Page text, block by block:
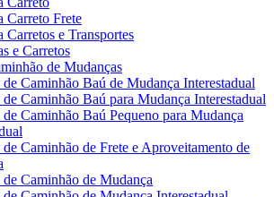
Carreto Frete
Carretos e Transportes
e Carretos
de Mudanças
de Caminhão Baú de Mudança Interestadual
de Caminhão Baú para Mudança Interestadual
de Caminhão Baú Pequeno para Mudança
de Caminhão de Frete e Aproveitamento de
de Caminhão de Mudança